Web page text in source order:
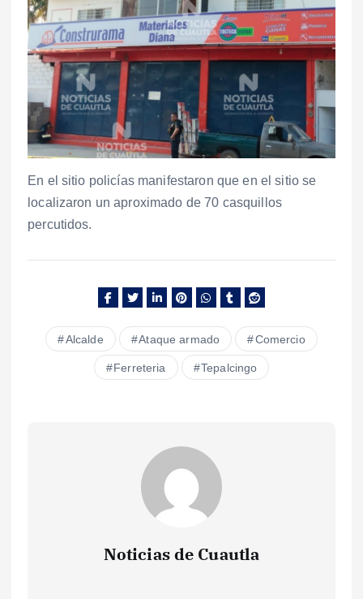
En el sitio policías manifestaron que en el sitio se
localizaron un aproximado de 70 casquillos
percutidos.
Alcalde Ataque armado Comercio
Ferreteria Tepalcingo
Noticias de Cuautla